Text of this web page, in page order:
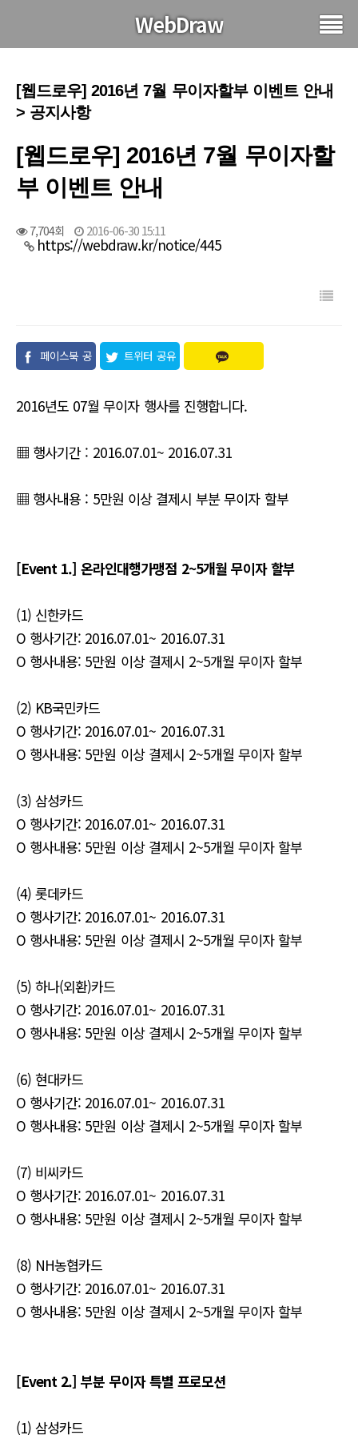
WebDraw
[웹드로우] 2016년 7월 무이자할부 이벤트 안내
> 공지사항
[웹드로우] 2016년 7월 무이자할
부 이벤트 안내
7,704회 2016-06-30 15:11
https://webdraw.kr/notice/445
페이스북 공
트위터 공유
2016년도 07월 무이자 행사를 진행합니다.
▦ 행사기간 : 2016.07.01~ 2016.07.31
▦ 행사내용 : 5만원 이상 결제시 부분 무이자 할부
[Event 1.] 온라인대행가맹점 2~5개월 무이자 할부
(1) 신한카드
O 행사기간: 2016.07.01~ 2016.07.31
O 행사내용: 5만원 이상 결제시 2~5개월 무이자 할부
(2) KB국민카드
O 행사기간: 2016.07.01~ 2016.07.31
O 행사내용: 5만원 이상 결제시 2~5개월 무이자 할부
(3) 삼성카드
O 행사기간: 2016.07.01~ 2016.07.31
O 행사내용: 5만원 이상 결제시 2~5개월 무이자 할부
(4) 롯데카드
O 행사기간: 2016.07.01~ 2016.07.31
O 행사내용: 5만원 이상 결제시 2~5개월 무이자 할부
(5) 하나(외환)카드
O 행사기간: 2016.07.01~ 2016.07.31
O 행사내용: 5만원 이상 결제시 2~5개월 무이자 할부
(6) 현대카드
O 행사기간: 2016.07.01~ 2016.07.31
O 행사내용: 5만원 이상 결제시 2~5개월 무이자 할부
(7) 비씨카드
O 행사기간: 2016.07.01~ 2016.07.31
O 행사내용: 5만원 이상 결제시 2~5개월 무이자 할부
(8) NH농협카드
O 행사기간: 2016.07.01~ 2016.07.31
O 행사내용: 5만원 이상 결제시 2~5개월 무이자 할부
[Event 2.] 부분 무이자 특별 프로모션
(1) 삼성카드